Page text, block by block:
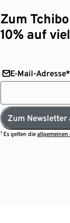
Zum
10% auf
E-Mail-Adresse*
Zum Newsletter
¹ Es gelten dieallgemeinen